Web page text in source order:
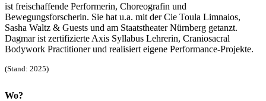
ist freischaffende Performerin, Choreografin und
Bewegungsforscherin. Sie hat u.a. mit der Cie Toula Limnaios,
Sasha Waltz & Guests und am Staatstheater Nürnberg getanzt.
Dagmar ist zertifizierte Axis Syllabus Lehrerin, Craniosacral
Bodywork Practitioner und realisiert eigene Performance-Projekte.
(Stand: 2025)
Wo?